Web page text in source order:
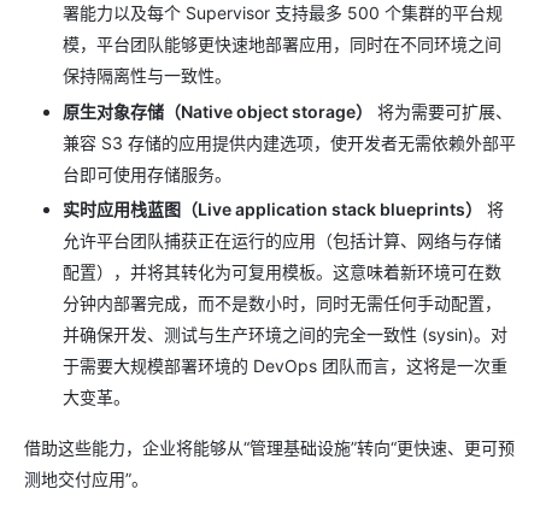
署能力以及每个 Supervisor 支持最多 500 个集群的平台规
模，平台团队能够更快速地部署应用，同时在不同环境之间
保持隔离性与一致性。
原生对象存储（Native object storage）
将为需要可扩展、
兼容 S3 存储的应用提供内建选项，使开发者无需依赖外部平
台即可使用存储服务。
实时应用栈蓝图（Live application stack blueprints）
将
允许平台团队捕获正在运行的应用（包括计算、网络与存储
配置），并将其转化为可复用模板。这意味着新环境可在数
分钟内部署完成，而不是数小时，同时无需任何手动配置，
并确保开发、测试与生产环境之间的完全一致性 (sysin)。对
于需要大规模部署环境的 DevOps 团队而言，这将是一次重
大变革。
借助这些能力，企业将能够从“管理基础设施”转向“更快速、更可预
测地交付应用”。